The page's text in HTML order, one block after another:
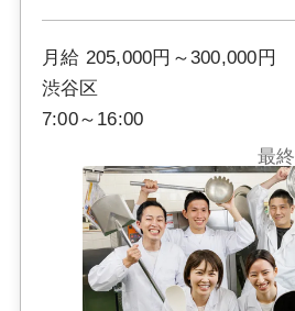
月給 205,000円～300,000円
渋谷区
7:00～16:00
最